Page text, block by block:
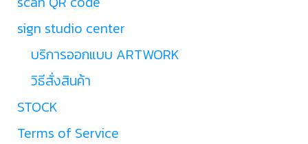
sign studio center
บริการออกแบบ ARTWORK
วิธีสั่งสินค้า
STOCK
Terms of Service